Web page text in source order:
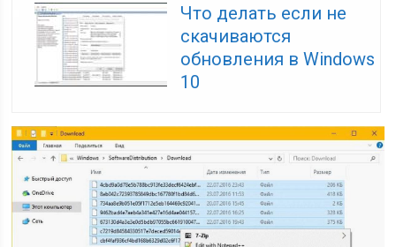
Что делать если не
скачиваются
обновления в Windows
10